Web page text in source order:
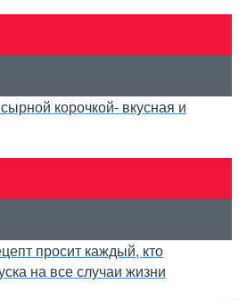
корочкой- вкусная и
просит каждый, кто
на все случаи жизни